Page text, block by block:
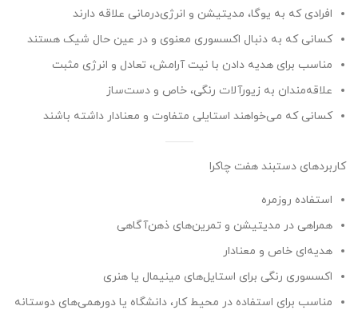
افرادی که به یوگا، مدیتیشن و انرژی‌درمانی علاقه دارند
کسانی که به دنبال اکسسوری معنوی و در عین حال شیک هستند
مناسب برای هدیه دادن با نیت آرامش، تعادل و انرژی مثبت
علاقه‌مندان به زیورآلات رنگی، خاص و دست‌ساز
کسانی که می‌خواهند استایلی متفاوت و معنادار داشته باشند
کاربردهای دستبند هفت چاکرا
استفاده روزمره
همراهی در مدیتیشن و تمرین‌های ذهن‌آگاهی
هدیه‌ای خاص و معنادار
اکسسوری رنگی برای استایل‌های مینیمال یا هنری
مناسب برای استفاده در محیط کار، دانشگاه یا دورهمی‌های دوستانه